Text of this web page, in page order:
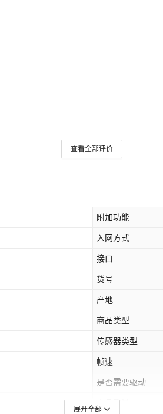
查看全部评价
附加功能
入网方式
接口
货号
产地
商品类型
传感器类型
帧速
是否需要驱动
产品重量
展开全部